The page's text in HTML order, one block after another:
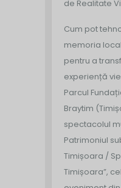
de Realitate
Cum pot
memoria
pentru a
experiență
Parcul
Braytim
spectacolul
Patrimoniul
Timișoara /
Timișoara”,